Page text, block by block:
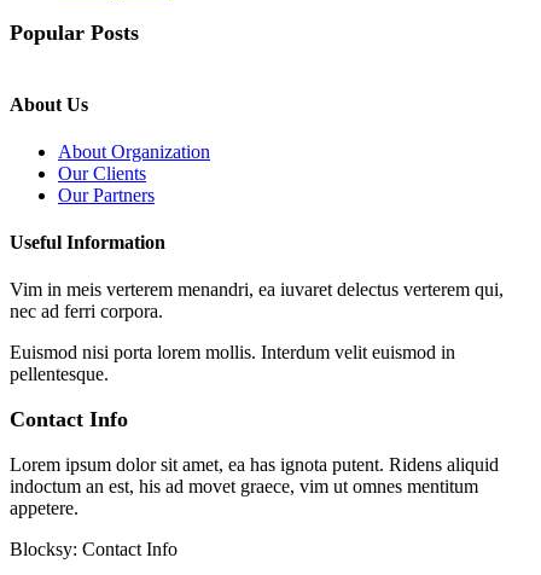
Popular Posts
About Us
About Organization
Our Clients
Our Partners
Useful Information
Vim in meis verterem menandri, ea iuvaret delectus verterem qui,
nec ad ferri corpora.
Euismod nisi porta lorem mollis. Interdum velit euismod in
pellentesque.
Contact Info
Lorem ipsum dolor sit amet, ea has ignota putent. Ridens aliquid
indoctum an est, his ad movet graece, vim ut omnes mentitum
appetere.
Blocksy: Contact Info